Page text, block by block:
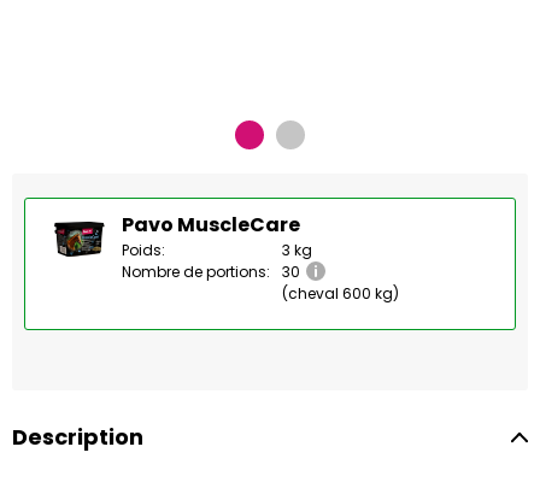
Pavo MuscleCare
Poids:
3 kg
Nombre de portions:
30
(cheval 600 kg)
Description